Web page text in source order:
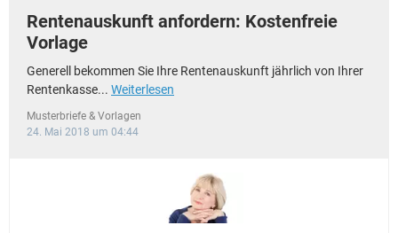
Rentenauskunft anfordern: Kostenfreie
Vorlage
Generell bekommen Sie Ihre Rentenauskunft jährlich von Ihrer
Rentenkasse... Weiterlesen
Musterbriefe & Vorlagen
24. Mai 2018 um 04:44